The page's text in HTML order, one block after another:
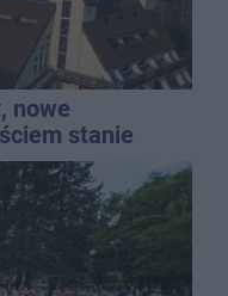
nowe
stanie